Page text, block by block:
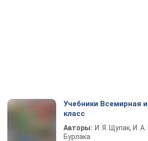
Учебники Всемирная
класс
Авторы: И. Я. Щупак, И. А.
Бурлака